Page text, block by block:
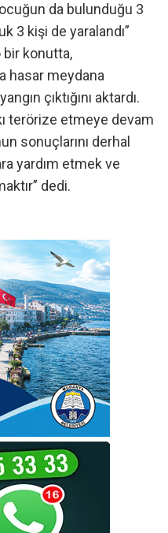
da bulunduğu 3
3 kişi de yaralandı”
bir konutta,
hasar meydana
çıktığını aktardı.
terörize etmeye devam
sonuçlarını derhal
yardım etmek ve
dedi.